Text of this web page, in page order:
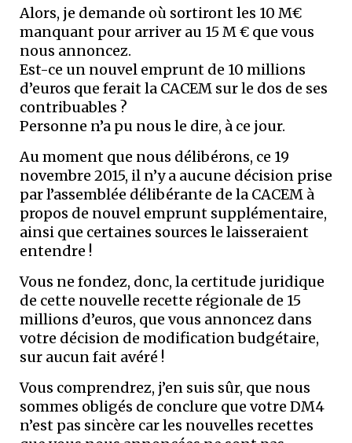
Alors, je demande où sortiront les 10 M€
manquant pour arriver au 15 M € que vous
nous annoncez.
Est-ce un nouvel emprunt de 10 millions
d’euros que ferait la CACEM sur le dos de ses
contribuables ?
Personne n’a pu nous le dire, à ce jour.
Au moment que nous délibérons, ce 19
novembre 2015, il n’y a aucune décision prise
par l’assemblée délibérante de la CACEM à
propos de nouvel emprunt supplémentaire,
ainsi que certaines sources le laisseraient
entendre !
Vous ne fondez, donc, la certitude juridique
de cette nouvelle recette régionale de 15
millions d’euros, que vous annoncez dans
votre décision de modification budgétaire,
sur aucun fait avéré !
Vous comprendrez, j’en suis sûr, que nous
sommes obligés de conclure que votre DM4
n’est pas sincère car les nouvelles recettes